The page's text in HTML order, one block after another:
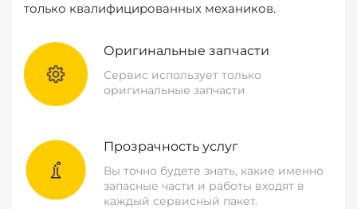
только квалифицированных механиков.
Оригинальные запчасти
Сервис использует только
оригинальные запчасти
Прозрачность услуг
Вы точно будете знать, какие именно
запасные части и работы входят в
каждый сервисный пакет.